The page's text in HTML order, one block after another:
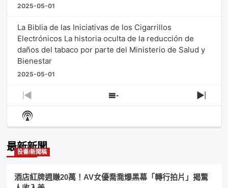
2025-05-01
La Biblia de las Iniciativas de los Cigarrillos
Electrónicos La historia oculta de la reducción de
daños del tabaco por parte del Ministerio de Salud y
Bienestar
2025-05-01
Previous
Episode
Show
Episodes
Next
Show
Podcast
最新新聞
投書/新聞稿
酒店紅牌週賺20萬！AV女優喬喬爆黑幕「轉行拍片」揭驚